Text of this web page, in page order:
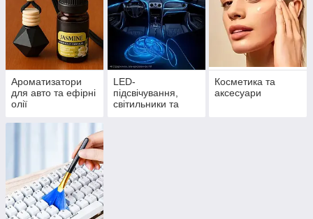
Ароматизатори
для авто та ефірні
олії
LED-
підсвічування,
світильники та
Косметика та
аксесуари